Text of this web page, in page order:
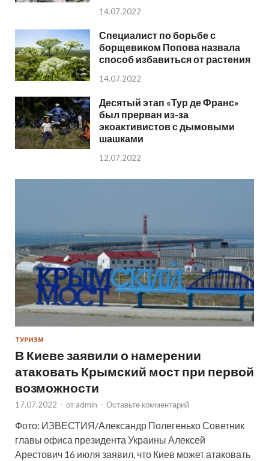
14.07.2022
Специалист по борьбе с
борщевиком Попова назвала
способ избавиться от растения
14.07.2022
Десятый этап «Тур де Франс»
был прерван из-за
экоактивистов с дымовыми
шашками
12.07.2022
ТУРИЗМ
В Киеве заявили о намерении
атаковать Крымский мост при первой
возможности
17.07.2022 - от admin - Оставьте комментарий
Фото: ИЗВЕСТИЯ/Александр Полегенько Советник
главы офиса президента Украины Алексей
Арестович 16 июля заявил, что Киев может атаковать